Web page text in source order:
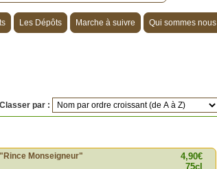
Les Dépôts Marche à suivre Qui sommes nous
Classer par :
4,90€
75cl
Monseigneur"